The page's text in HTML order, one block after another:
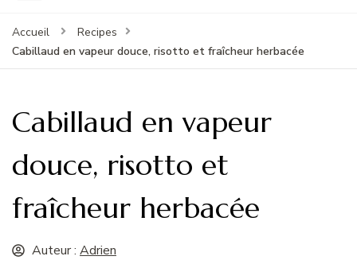
Accueil
Recipes
Cabillaud en vapeur douce, risotto et fraîcheur herbacée
Cabillaud en vapeur
douce, risotto et
fraîcheur herbacée
Auteur : Adrien